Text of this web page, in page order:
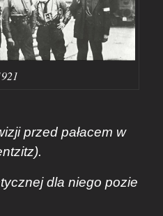
przed pałacem w
dla niego pozie